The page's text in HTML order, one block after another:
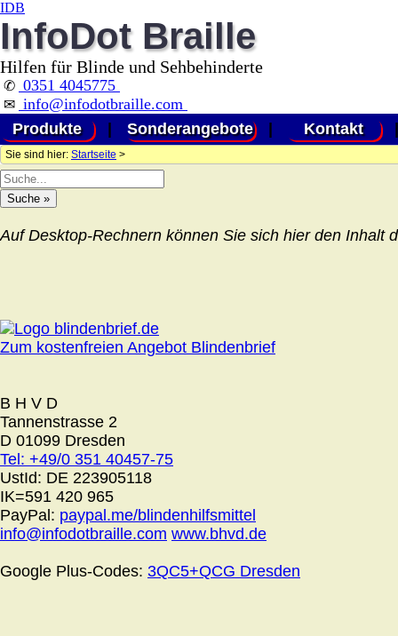
IDB
InfoDot Braille
Hilfen für Blinde und Sehbehinderte
✆ 0351 4045775
✉ info@infodotbraille.com
Produkte
Sonderangebote Kontakt
Sie sind hier: Startseite >
Auf Desktop-Rechnern können Sie sich hier den Inhalt
Zum kostenfreien Angebot Blindenbrief
B H V D
Tannenstrasse 2
D 01099 Dresden
Tel: +49/0 351 40457-75
UstId: DE 223905118
IK=591 420 965
PayPal: paypal.me/blindenhilfsmittel
info@infodotbraille.com www.bhvd.de
Google Plus-Codes: 3QC5+QCG Dresden